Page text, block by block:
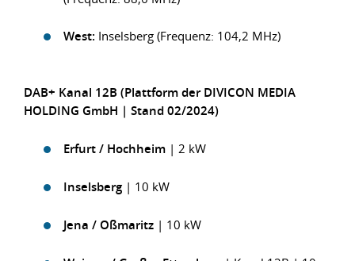
West: Inselsberg (Frequenz: 104,2 MHz)
DAB+ Kanal 12B (Plattform der DIVICON MEDIA
HOLDING GmbH | Stand 02/2024)
Erfurt/ Hochheim | 2 kW
Inselsberg | 10 kW
Jena / Oßmaritz | 10 kW